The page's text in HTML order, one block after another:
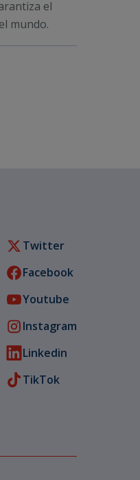
el
mundo.
Twitter
Facebook
Youtube
Instagram
Linkedin
TikTok